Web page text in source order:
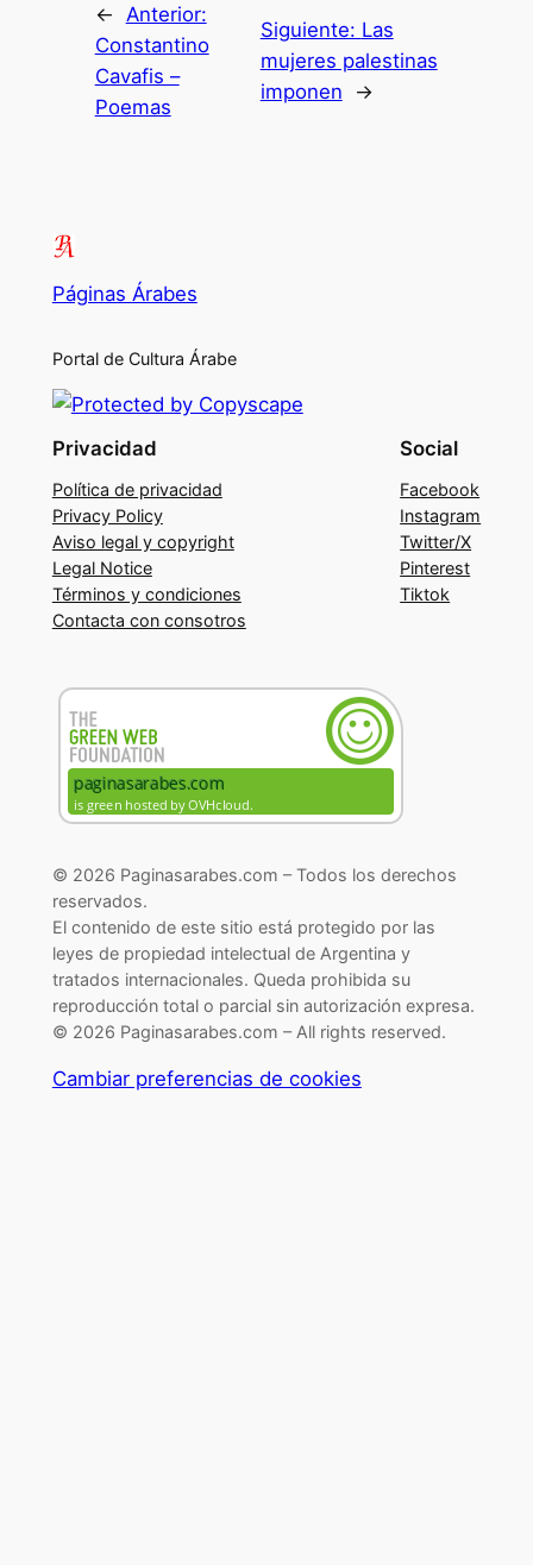
←
Anterior:
Constantino
Cavafis –
Poemas
Siguiente: Las
mujeres palestinas
imponen
→
Páginas Árabes
Portal de Cultura Árabe
Privacidad
Política de privacidad
Privacy Policy
Aviso legal y copyright
Legal Notice
Términos y condiciones
Contacta con consotros
Social
Facebook
Instagram
Twitter/X
Pinterest
Tiktok
© 2026 Paginasarabes.com – Todos los derechos
reservados.
El contenido de este sitio está protegido por las
leyes de propiedad intelectual de Argentina y
tratados internacionales. Queda prohibida su
reproducción total o parcial sin autorización expresa.
© 2026 Paginasarabes.com – All rights reserved.
Cambiar preferencias de cookies